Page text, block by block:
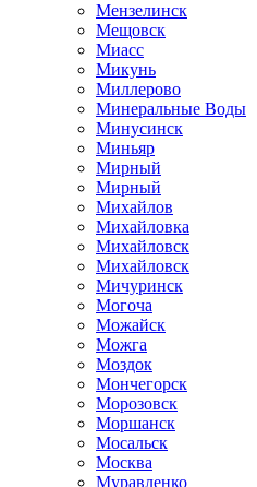
Мензелинск
Мещовск
Миасс
Микунь
Миллерово
Минеральные Воды
Минусинск
Миньяр
Мирный
Мирный
Михайлов
Михайловка
Михайловск
Михайловск
Мичуринск
Могоча
Можайск
Можга
Моздок
Мончегорск
Морозовск
Моршанск
Мосальск
Москва
Муравленко